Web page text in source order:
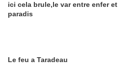
ici cela brule,le var entre enfer et
paradis
Le feu a Taradeau